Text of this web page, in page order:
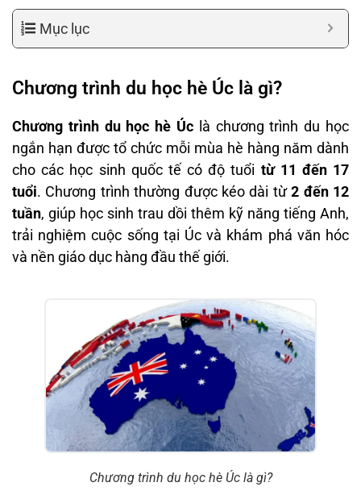
Mục lục
Chương trình du học hè Úc là gì?
Chương trình du học hè Úc là chương trình du học
ngắn hạn được tổ chức mỗi mùa hè hàng năm dành
cho các học sinh quốc tế có độ tuổi từ 11 đến 17
tuổi. Chương trình thường được kéo dài từ2 đến 12
tuần, giúp học sinh trau dồi thêm kỹ năng tiếng Anh,
trải nghiệm cuộc sống tại Úc và khám phá văn hóc
và nền giáo dục hàng đầu thế giới.
Chương trình du học hè Úc là gì?